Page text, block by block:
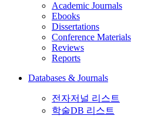
Academic Journals
Ebooks
Dissertations
Conference Materials
Reviews
Reports
Databases & Journals
전자저널 리스트
학술DB 리스트